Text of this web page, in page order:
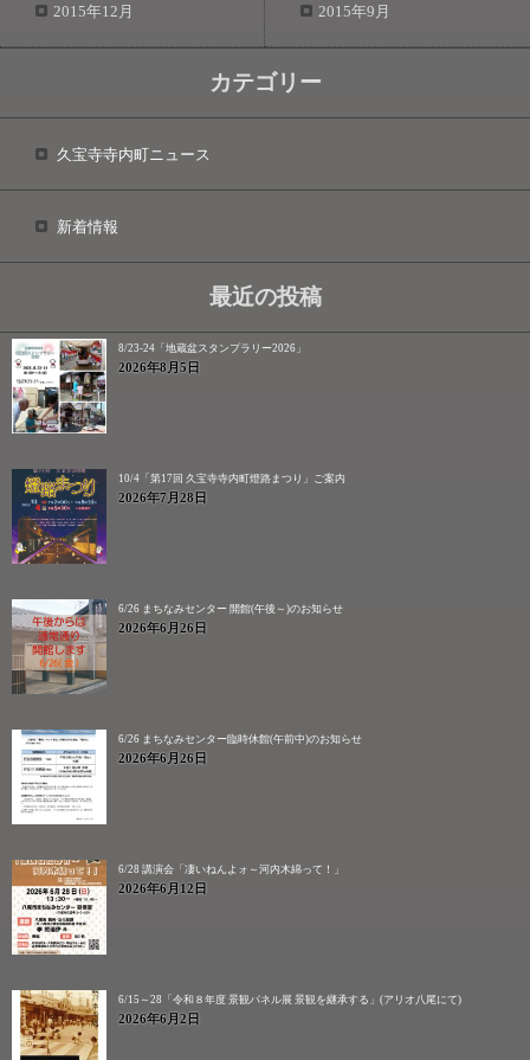
2015年12月 2015年9月
カテゴリー
久宝寺寺内町ニュース
新着情報
最近の投稿
8/23-24「地蔵盆スタンプラリー2026」
2026年8月5日
10/4「第17回 久宝寺寺内町燈路まつり」ご案内
2026年7月28日
6/26 まちなみセンター 開館(午後～)のお知らせ
2026年6月26日
6/26 まちなみセンター臨時休館(午前中)のお知らせ
2026年6月26日
6/28 講演会「凄いねんよォ～河内木綿って！」
2026年6月12日
6/15～28「令和８年度 景観パネル展 景観を継承する」(アリオ八尾にて)
2026年6月2日